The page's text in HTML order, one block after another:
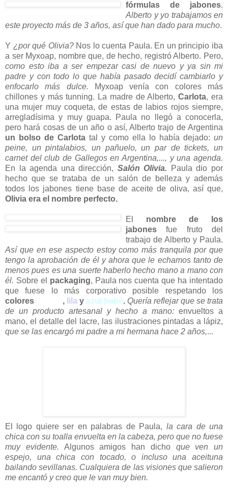
fórmulas de jabones.
Alberto y yo trabajamos en
este proyecto más de 3 años, así que han dado para mucho.
Y ¿por qué Olivia?Nos lo cuenta Paula. En un principio iba
a ser Myxoap, nombre que, de hecho, registró Alberto. Pero,
como esto iba a ser empezar casi de nuevo y ya sin mi
padre y con todo lo que había pasado decidí cambiarlo y
enfocarlo más dulce. Myxoap venía con colores más
chillones y más tunning. La madre de Alberto,Carlota, era
una mujer muy coqueta, de estas de labios rojos siempre,
arregladísima y muy guapa. Paula no llegó a conocerla,
pero hará cosas de un año o así, Alberto trajo de Argentina
un bolso de Carlota tal y como ella lo había dejado: un
peine, un pintalabios, un pañuelo, un par de tickets, un
carnet del club de Gallegos en Argentina,..., y una agenda.
En la agenda una dirección, Salón Olivia. Paula dio por
hecho que se trataba de un salón de belleza y además
todos los jabones tiene base de aceite de oliva, así que,
Olivia era el nombre perfecto.
El nombre de los
jabones fue fruto del
trabajo de Alberto y Paula.
Así que en ese aspecto estoy como más tranquila por que
tengo la aprobación de él y ahora que le echamos tanto de
menos pues es una suerte haberlo hecho mano a mano con
él. Sobre el packaging, Paula nos cuenta que ha intentado
que fuese lo más corporativo posible respetando los
colores
, lila y azul bebé. Quería reflejar que se trata
de un producto artesanal y hecho a mano: envueltos a
mano, el detalle del lacre, las ilustraciones pintadas a lápiz,
que se las encargó mi padre a mi hermana hace 2 años,...
El logo quiere ser en palabras de Paula, la cara de una
chica con su toalla envuelta en la cabeza, pero que no fuese
muy evidente. Algunos amigos han dicho que ven un
espejo, una chica con tocado, o incluso una aceituna
bailando sevillanas. Cualquiera de las visiones que salieron
me encantó y creo que le van muy bien.